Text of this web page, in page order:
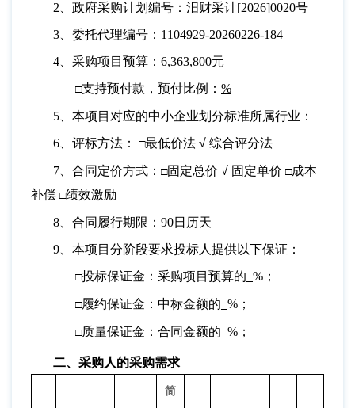
2、政府采购计划编号：汨财采计[2026]0020号
3、委托代理编号：1104929-20260226-184
4、采购项目预算：6,363,800元
□支持预付款，预付比例： %
5、本项目对应的中小企业划分标准所属行业：
6、评标方法： □最低价法 √ 综合评分法
7、合同定价方式： □固定总价 √ 固定单价 □成本
补偿 □绩效激励
8、合同履行期限：90日历天
9、本项目分阶段要求投标人提供以下保证：
□投标保证金：采购项目预算的 %；
□履约保证金：中标金额的 %；
□质量保证金：合同金额的 %；
二、 采购人的采购需求
简